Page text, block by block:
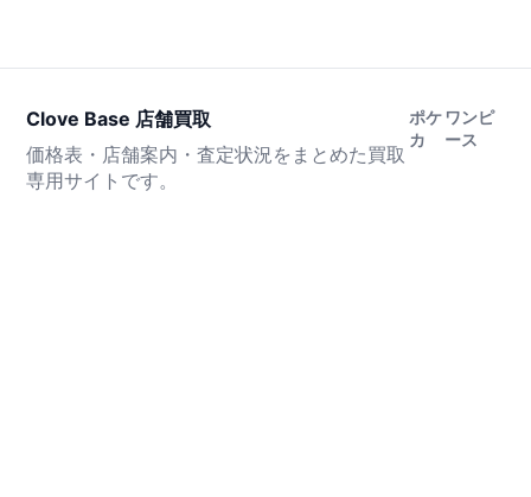
Clove Base 店舗買取
価格表・店舗案内・査定状況をまとめた買取
専用サイトです。
ポケ
カ
ワンピ
ース